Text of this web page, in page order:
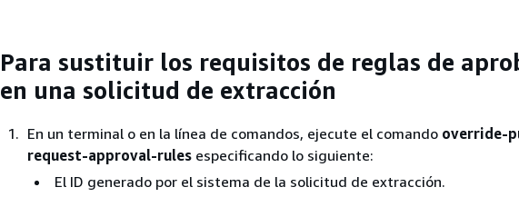
Para sustituir los requisitos de reglas de
en una solicitud de extracción
En un terminal o en la línea de comandos, ejecute el comando override-
request-approval-rules especificando lo siguiente:
El ID generado por el sistema de la solicitud de extracción.